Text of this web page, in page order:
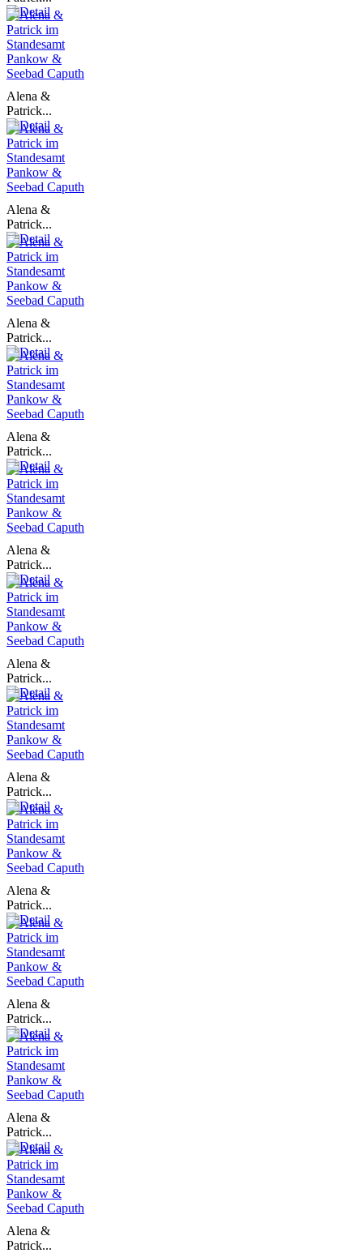
Alena &
Patrick...
Alena &
Patrick...
Alena &
Patrick...
Alena &
Patrick...
Alena &
Patrick...
Alena &
Patrick...
Alena &
Patrick...
Alena &
Patrick...
Alena &
Patrick...
Alena &
Patrick...
Alena &
Patrick...